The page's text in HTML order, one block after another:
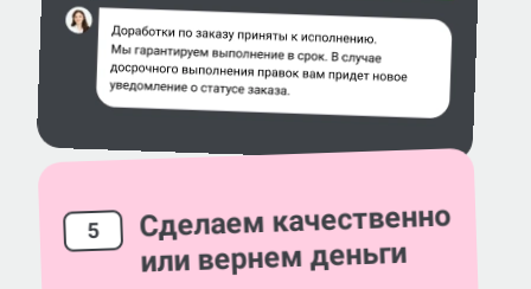
5 Сделаем качественно
или вернем деньги